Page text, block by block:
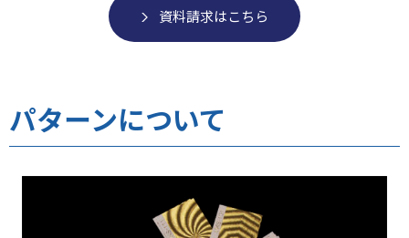
資料請求はこちら
パターンについて